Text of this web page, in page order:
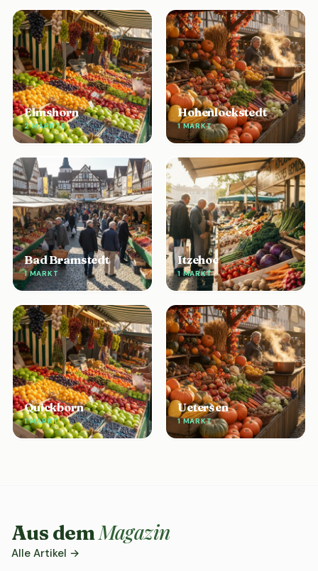
Elmshorn
2 MÄRKTE
Hohenlockstedt
1 MARKT
Bad Bramstedt
1 MARKT
Itzehoe
1 MARKT
Quickborn
1 MARKT
Uetersen
1 MARKT
Aus demMagazin
Alle Artikel →